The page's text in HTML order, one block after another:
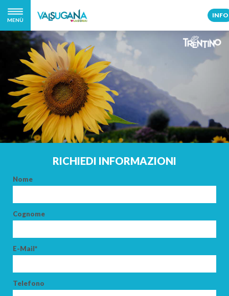
MENÙ
INFO
RICHIEDI INFORMAZIONI
Nome
Cognome
E-Mail*
Telefono